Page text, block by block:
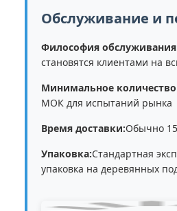
Обслуживание и
Философия
становятся клиентами на
Минимальное количество
МОК для испытаний рынка
Время доставки:Обычно
Упаковка:Стандартная
упаковка на деревянных